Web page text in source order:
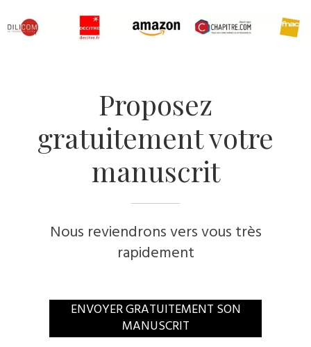
Proposez
gratuitement votre
manuscrit
Nous reviendrons vers vous très
rapidement
ENVOYER GRATUITEMENT SON
MANUSCRIT